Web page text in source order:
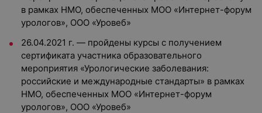
в рамках НМО, обеспеченных МОО «Интернет-форум
урологов», ООО «Уровеб»
26.04.2021 г. — пройдены курсы с получением
сертификата участника образовательного
мероприятия «Урологические заболевания:
российские и международные стандарты» в рамках
НМО, обеспеченных МОО «Интернет-форум
урологов», ООО «Уровеб»